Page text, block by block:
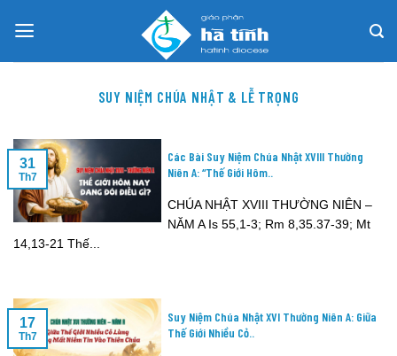
SUY NIỆM CHÚA NHẬT & LỄ TRỌNG
Các Bài Suy Niệm Chúa Nhật XVIII Thường
Niên A: “Thế Giới Hôm..
CHÚA NHẬT XVIII THƯỜNG NIÊN –
NĂM A Is 55,1-3; Rm 8,35.37-39; Mt
14,13-21 Thế...
31
Th7
Suy Niệm Chúa Nhật XVI Thường Niên A: Giữa
Thế Giới Nhiều Cỏ..
17
Th7